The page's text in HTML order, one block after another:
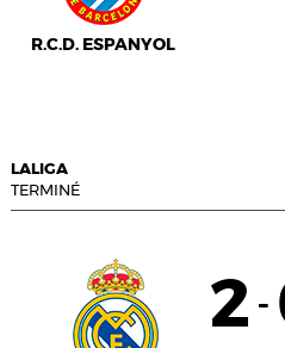
R.C.D. ESPANYOL
LALIGA
TERMINÉ
2 -